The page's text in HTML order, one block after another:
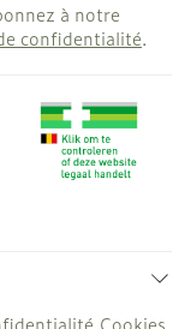
à notre
confidentialité.
Cookies